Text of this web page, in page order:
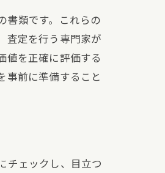
書類です。これらの
査定を行う専門家が
値を正確に評価する
事前に準備すること
チェックし、目立つ